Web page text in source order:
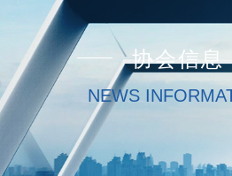
协会信息
NEWS